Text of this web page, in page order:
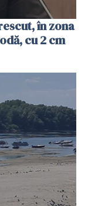
în zona
cu 2 cm